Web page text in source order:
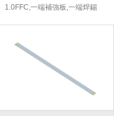
1.0FFC,一端補強板,一端焊錫